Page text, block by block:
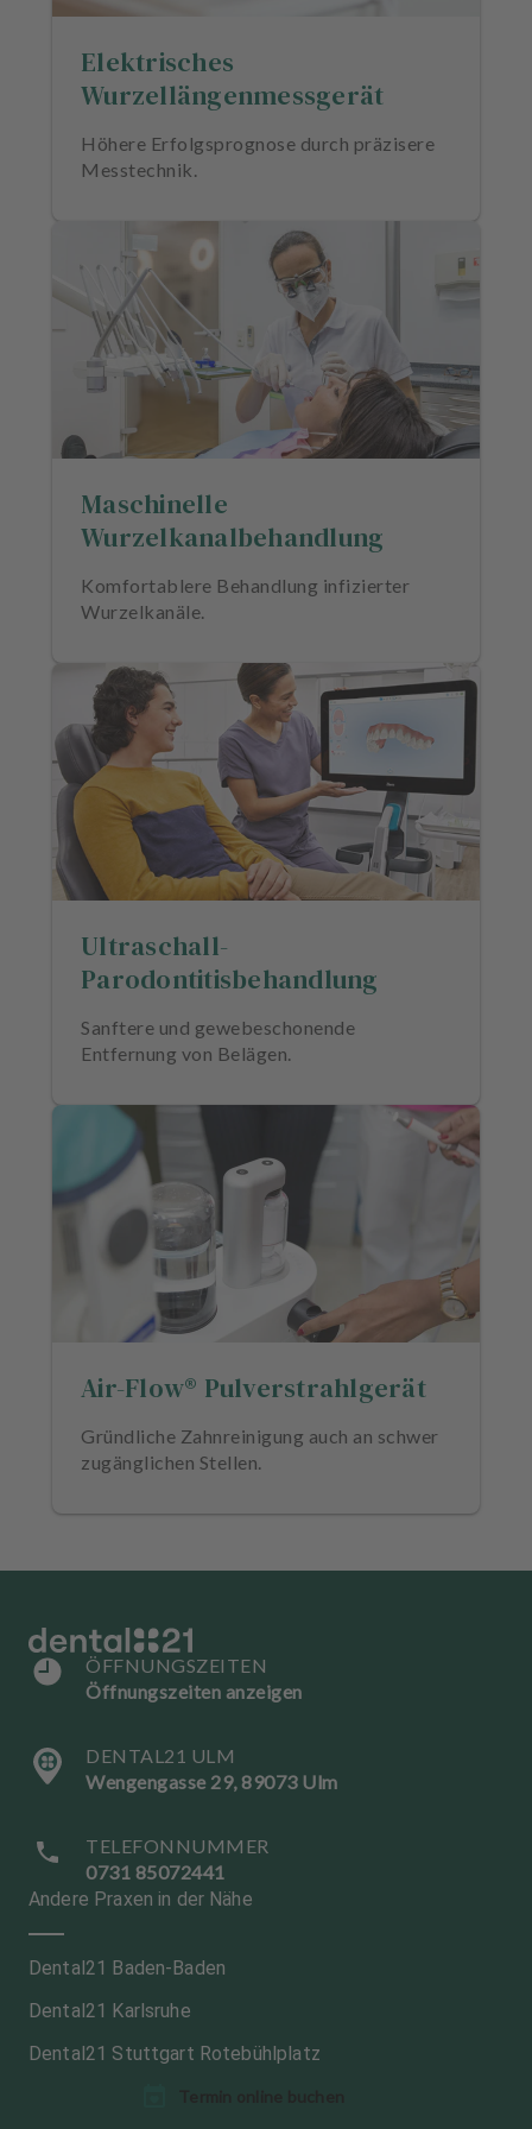
Elektrisches
Wurzellängenmessgerät
Höhere Erfolgsprognose durch präzisere
Messtechnik.
Maschinelle
Wurzelkanalbehandlung
Komfortablere Behandlung infizierter
Wurzelkanäle.
Ultraschall-
Parodontitisbehandlung
Sanftere und gewebeschonende
Entfernung von Belägen.
Air-Flow® Pulverstrahlgerät
Gründliche Zahnreinigung auch an schwer
zugänglichen Stellen.
ÖFFNUNGSZEITEN
Öffnungszeiten anzeigen
DENTAL21 ULM
Wengengasse 29, 89073 Ulm
TELEFONNUMMER
0731 85072441
Andere Praxen in der Nähe
Dental21 Baden-Baden
Dental21 Karlsruhe
Dental21 Stuttgart Rotebühlplatz